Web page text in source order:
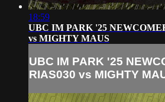
18:59
UBC IM PARK '25
vs MIGHTY MAUS
UBC IM PARK '25
RIAS030 vs MIGHTY